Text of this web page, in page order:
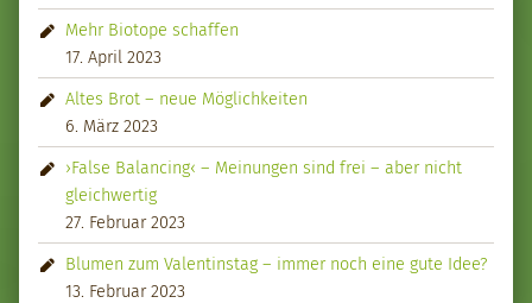
Mehr Biotope schaffen
17. April 2023
Altes Brot – neue Möglichkeiten
6. März 2023
›False Balancing‹ – Meinungen sind frei – aber nicht
gleichwertig
27. Februar 2023
Blumen zum Valentinstag – immer noch eine gute Idee?
13. Februar 2023